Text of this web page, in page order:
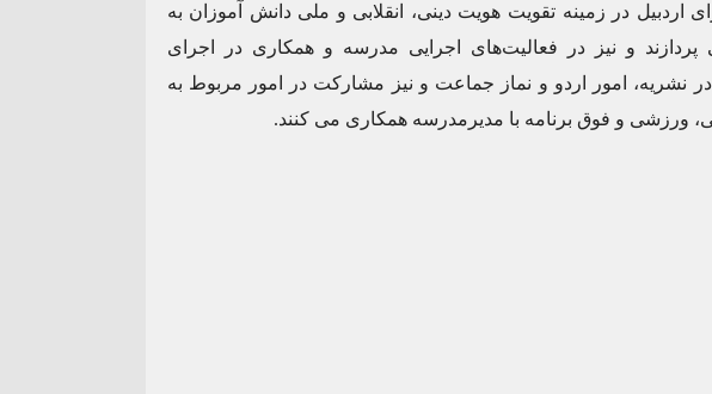
در زمینه تقویت هویت دینی، انقلابی و ملی دانش آموزان به
پردازند و نیز در فعالیت‌های اجرایی مدرسه و همکاری در اجرای
نشریه، امور اردو و نماز جماعت و نیز مشارکت در امور مربوط به
ورزشی و فوق برنامه با مدیرمدرسه همکاری می کنند.